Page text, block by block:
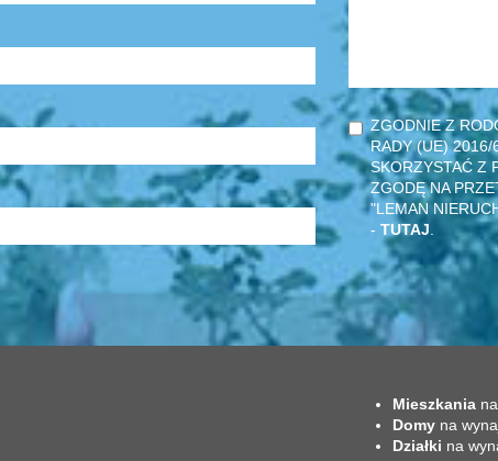
ZGODNIE Z
RADY (UE) 2016/
SKORZYSTAĆ Z
ZGODĘ NA
"LEMAN
- TUTAJ
Mieszkania
Domy na
Działki na